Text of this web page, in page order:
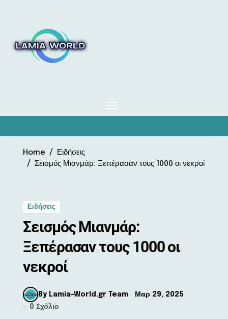
Home
Ειδήσεις
Σεισμός Μιανμάρ: Ξεπέρασαν τους 1000 οι νεκροί
Ειδήσεις
Σεισμός Μιανμάρ:
Ξεπέρασαν τους 1000 οι
νεκροί
By Lamia-World.gr Team
Μαρ 29, 2025
0 Σχόλιο